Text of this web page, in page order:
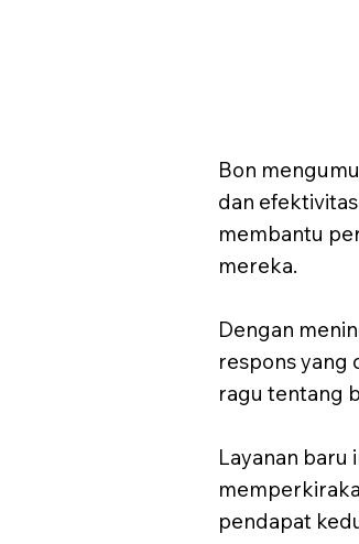
Bon
dan
membantu
mereka.
Dengan
respons yang
ragu tentang
Layanan baru
pendapat